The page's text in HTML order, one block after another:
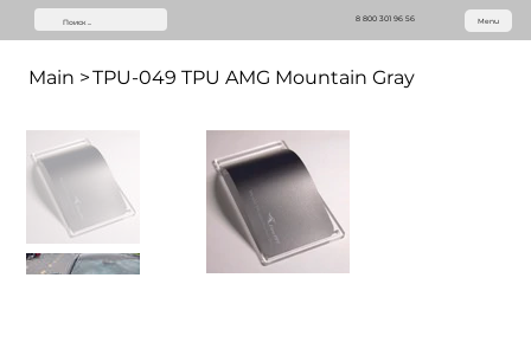
8 800 301 96 56 Menu
Main >TPU-049 TPU AMG Mountain Gray